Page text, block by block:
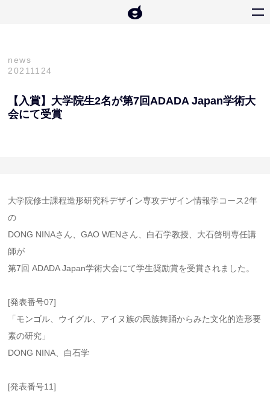
news
20211124
【入賞】大学院生2名が第7回ADADA Japan学術大
会にて受賞
大学院修士課程造形研究科デザイン専攻デザイン情報学コース2年
の
DONG NINAさん、GAO WENさん、白石学教授、大石啓明専任講
師が
第7回 ADADA Japan学術大会にて学生奨励賞を受賞されました。
[発表番号07]
「モンゴル、ウイグル、アイヌ族の民族舞踊からみた文化的造形要
素の研究」
DONG NINA、白石学
[発表番号11]